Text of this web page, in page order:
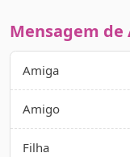
Mensagem
Amiga
Amigo
Filha